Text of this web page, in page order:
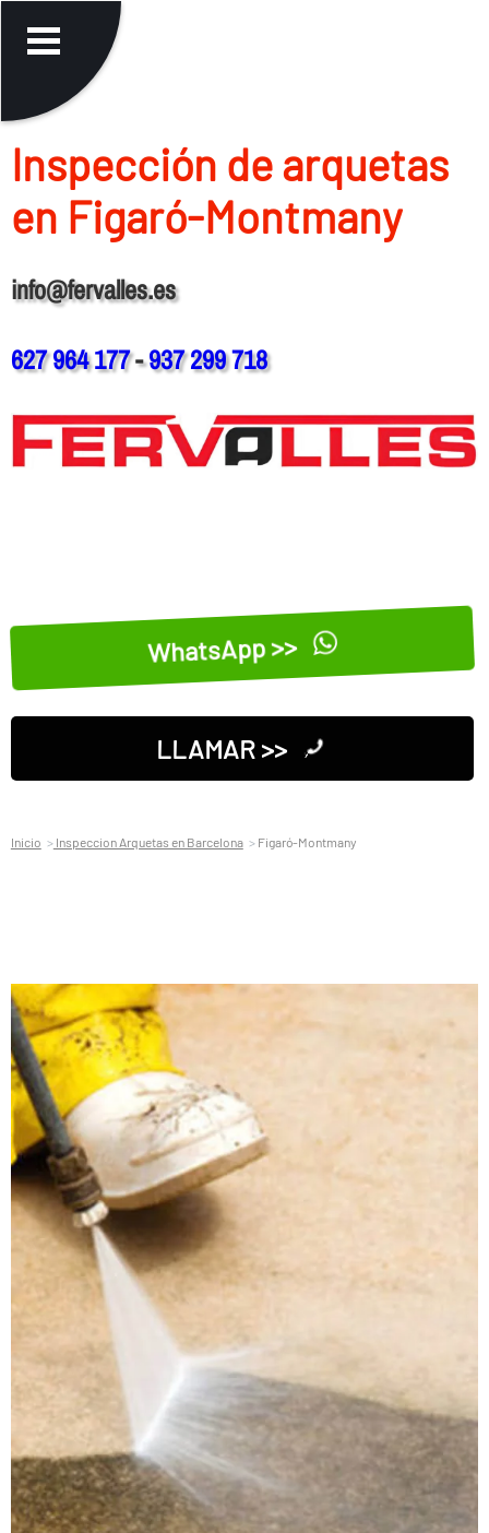
Inspección de arquetas
en Figaró-Montmany
info@fervalles.es
627 964 177-937 299 718
WhatsApp >>
LLAMAR >>
Inicio Inspeccion Arquetas en Barcelona Figaró-Montmany